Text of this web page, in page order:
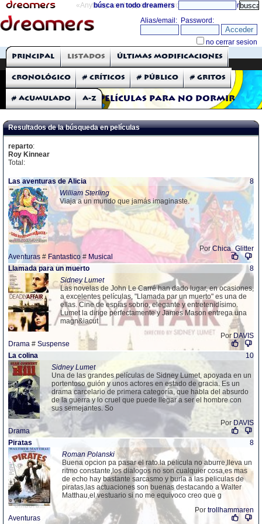
«Anything can happen and it probably will» directorio
búsca en todo dreamers
THE DREAMERS
Críticas: Películas
Películas para no dormir
Principal Listados Últimas modificaciones
Cronológico # Críticos # Público # Gritos
# Acumulado A-Z
Resultados de la búsqueda en películas
reparto:
Roy Kinnear
Total:
Las aventuras de Alicia
8
William Sterling
Viaja a un mundo que jamás imaginaste.
PorChica_Glitter
Aventuras # Fantastico # Musical
Llamada para un muerto
8
Sidney Lumet
Las novelas de John Le Carré han dado lugar, en ocasiones,
a excelentes películas, "Llamada par un muerto" es una de
ellas. Cine de espías sobrio, elegante y entretenidísimo.
Lumet la dirige perfectamente y James Mason entrega una
magn&iacut
Por DAVIS
Drama # Suspense
La colina
10
Sidney Lumet
Una de las grandes películas de Sidney Lumet, apoyada en un
portentoso guión y unos actores en estado de gracia. Es un
drama carcelario de primera categoría, que habla del absurdo
de la guerra y lo cruel que puede llegar a ser el hombre con
sus semejantes. So
Por DAVIS
Drama
Piratas
8
Roman Polanski
Buena opcion pa pasar el rato.la pelicula no aburre,lleva un
ritmo constante,los dialogos no son cualquier cosa,es mas
de echo hay bastante sarcasmo y burla a las peliculas de
piratas,las actuaciones son buenas destacando a Walter
Matthau,el vestuario si no me equivoco creo que g
Por trollhammaren
Aventuras